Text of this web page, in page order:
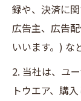
録や、決済に
広告主、広告
いいます。) な
2. 当社は、ユ
トウエア、購